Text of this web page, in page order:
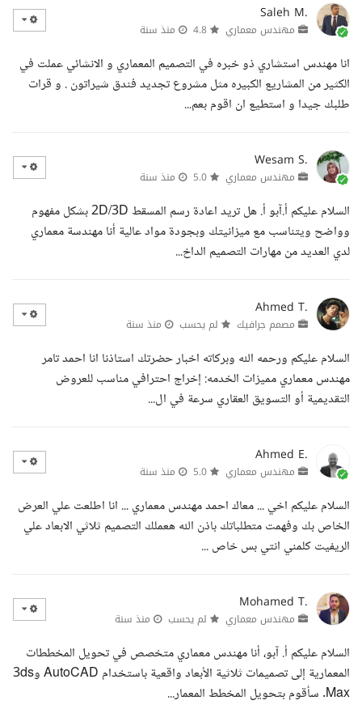
Saleh M.
مهندس معماري منذ سنة
انا مهندس استشاري ذو خبره في التصميم المعماري و الانشائي عملت في
الكثير من المشاريع الكبيره مثل مشروع تجديد فندق شيراتون . و قرات
طلبك جيدا و استطيع ان اقوم بعم...
Wesam S.
مهندس معماري منذ سنة
السلام عليكم أ.آبو أ. هل تريد اعادة رسم المسقط 2D/3D بشكل مفهوم
وواضح ويتناسب مع ميزانيتك وبجودة مواد عالية أنا مهندسة معماري
لدي العديد من مهارات التصميم الداخ...
Ahmed T.
مصمم جرافيك لم يحسب منذ سنة
السلام عليكم ورحمه الله وبركاته اخبار حضرتك استاذنا انا احمد تامر
مهندس معماري مميزات الخدمه: إخراج احترافي مناسب للعروض
التقديمية أو التسويق العقاري سرعة في ال...
Ahmed E.
مهندس معماري منذ سنة
السلام عليكم اخي ... معاك احمد مهندس معماري ... انا اطلعت علي العرض
الخاص بك وفهمت متطلباتك باذن الله هعملك التصميم ثلاثي الابعاد علي
الريفيت كلمني انتي بس خاص ...
Mohamed T.
مهندس معماري لم يحسب منذ سنة
السلام عليكم أ. آبو، أنا مهندس معماري متخصص في تحويل المخططات
المعمارية إلى تصميمات ثلاثية الأبعاد واقعية باستخدام AutoCAD و3ds
Max. سأقوم بتحويل المخطط المعمار...